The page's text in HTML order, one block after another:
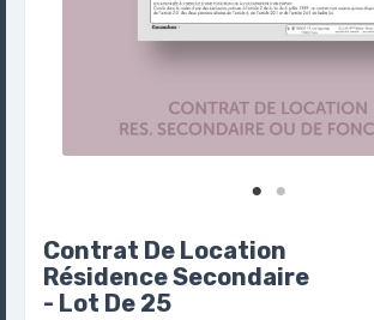
Contrat De Location
Résidence Secondaire
- Lot De 25